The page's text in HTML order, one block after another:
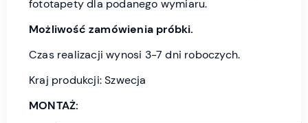
fototapety dla podanego wymiaru.
Możliwość zamówienia próbki.
Czas realizacji wynosi 3-7 dni roboczych.
Kraj produkcji: Szwecja
MONTAŻ: